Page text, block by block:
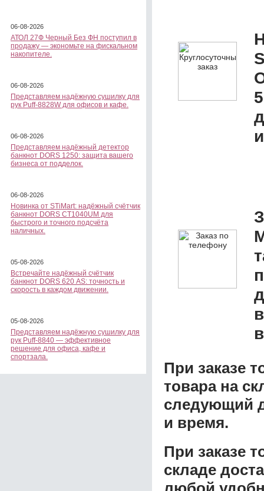
06-08-2026
АТОЛ 27Ф Черный Без ФН поступил в
продажу — экономьте на фискальном
накопителе.
06-08-2026
Представляем надёжную сушилку для
рук Puff-8828W для офисов и кафе.
06-08-2026
Представляем надёжный детектор
банкнот DORS 1250: защита вашего
бизнеса от подделок.
06-08-2026
Новинка от STiMart: надёжный счётчик
банкнот DORS CT1040UM для
быстрого и точного подсчёта
наличных.
05-08-2026
Встречайте надёжный счётчик
банкнот DORS 620 АS: точность и
скорость в каждом движении.
05-08-2026
Представляем надёжную сушилку для
рук Puff-8840 — эффективное
решение для офиса, кафе и
спортзала.
При заказе
товара на
следующий
и время.
При заказе
складе